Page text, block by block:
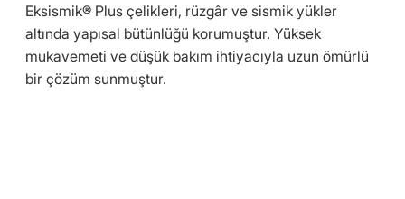
Eksismik® Plus çelikleri, rüzgâr ve sismik yükler
altında yapısal bütünlüğü korumuştur. Yüksek
mukavemeti ve düşük bakım ihtiyacıyla uzun ömürlü
bir çözüm sunmuştur.